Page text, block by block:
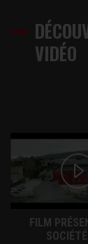
VIDÉO
FILM